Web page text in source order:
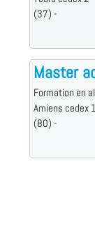
(37) -
Master
Formation en
Amiens cedex
(80) -